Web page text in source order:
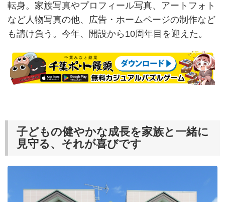
転身。家族写真やプロフィール写真、アートフォト
など人物写真の他、広告・ホームページの制作など
も請け負う。今年、開設から10周年目を迎えた。
子どもの健やかな成長を家族と一緒に
見守る、それが喜びです